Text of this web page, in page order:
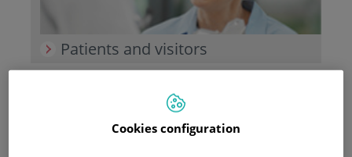
Patients and visitors
Cookies configuration